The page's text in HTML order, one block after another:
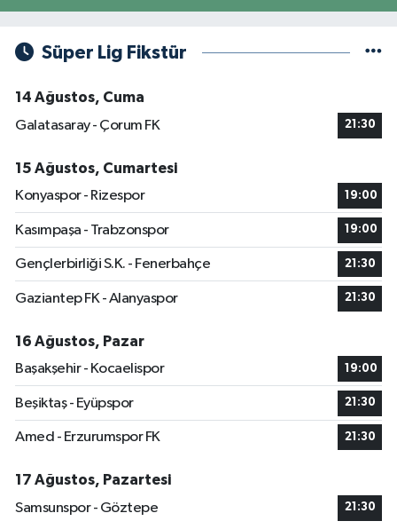
Süper Lig Fikstür
14 Ağustos, Cuma
Galatasaray - Çorum FK
21:30
15 Ağustos, Cumartesi
Konyaspor - Rizespor
19:00
Kasımpaşa - Trabzonspor 19:00
Gençlerbirliği S.K. - Fenerbahçe 21:30
Gaziantep FK - Alanyaspor 21:30
16 Ağustos, Pazar
Başakşehir - Kocaelispor
19:00
Beşiktaş - Eyüpspor 21:30
Amed - Erzurumspor FK 21:30
17 Ağustos, Pazartesi
Samsunspor - Göztepe
21:30